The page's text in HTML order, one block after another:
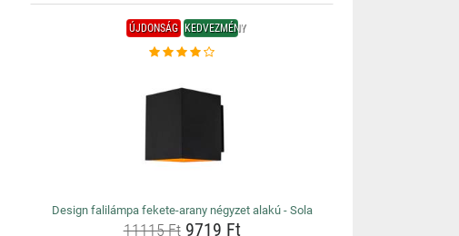
ÚJDONSÁG KEDVEZMÉNY
Design falilámpa fekete-arany négyzet alakú - Sola
11115 Ft9719 Ft